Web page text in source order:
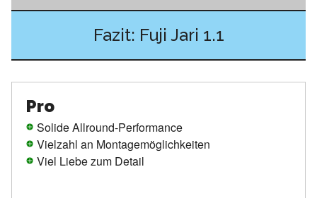
Fazit: Fuji Jari 1.1
Pro
Solide Allround-Performance
Vielzahl an Montagemöglichkeiten
Viel Liebe zum Detail